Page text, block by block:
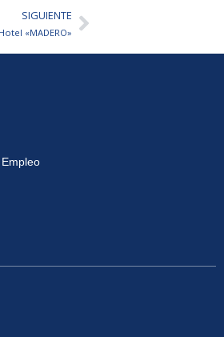
SIGUIENTE
«MADERO»Siguiente